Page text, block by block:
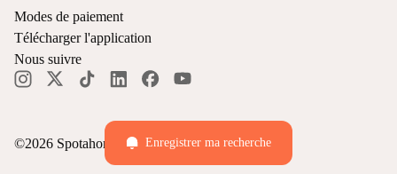
Enregistrer ma recherche
©2026 Spotahome — Tous droits réservés
Modes de paiement
Télécharger l'application
Nous suivre